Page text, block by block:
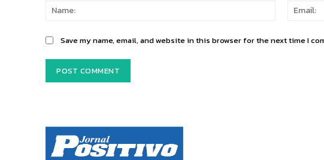
Name:
Save my name, email, and website in this browser for the next time I